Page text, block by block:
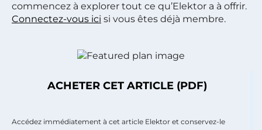
commencez à explorer tout ce qu’Elektor a à offrir.
Connectez-vous ici si vous êtes déjà membre.
ACHETER CET ARTICLE (PDF)
Accédez immédiatement à cet article Elektor et conservez-le